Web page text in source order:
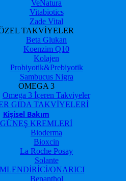
VeNatura
Vitabiotics
Zade Vital
TAKVİYELER
Beta Glukan
Koenzim Q10
Kolajen
Probiyotik&Prebiyotik
Sambucus Nigra
OMEGA 3
Omega 3 İçeren Takviyeler
GIDA TAKVİYELERİ
Kişisel Bakım
GÜNEŞ KREMLERİ
Bioderma
Bioxcin
La Roche Posay
Solante
ONARICI
Bepanthol